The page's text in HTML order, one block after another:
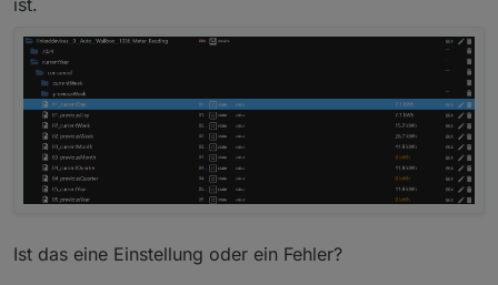
ist.
Ist das eine Einstellung oder ein Fehler?